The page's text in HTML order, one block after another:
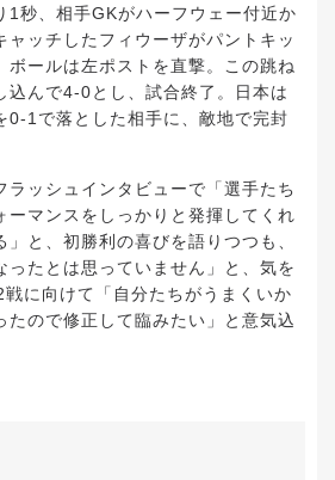
1秒、相手GKがハーフウェー付近か
ャッチしたフィウーザがパントキッ
ボールは左ポストを直撃。この跳ね
込んで4-0とし、試合終了。日本は
0-1で落とした相手に、敵地で完封
ラッシュインタビューで「選手たち
ーマンスをしっかりと発揮してくれ
と、初勝利の喜びを語りつつも、
ったとは思っていません」と、気を
に向けて「自分たちがうまくいか
たので修正して臨みたい」と意気込